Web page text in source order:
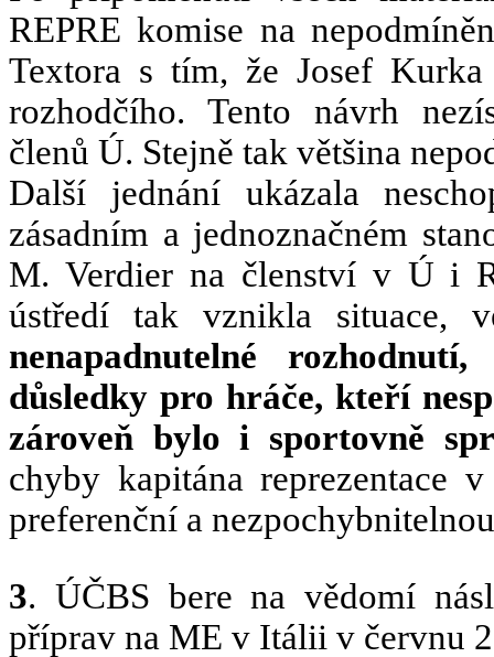
REPRE komise na
Textora s tím, že Josef
rozhodčího. Tento návrh
členů Ú. Stejně tak většina
Další jednání ukázala
zásadním a jednoznačném
M. Verdier na členství v Ú i
ústředí tak vznikla situace,
nenapadnutelné
důsledky pro hráče, kteří
zároveň bylo i sportovně
chyby kapitána reprezentace
preferenční a
3. ÚČBS bere na vědomí
příprav na ME v Itálii v červnu